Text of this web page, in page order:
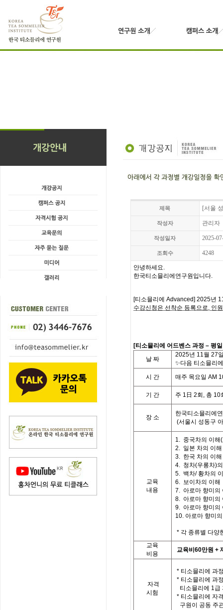
제목 [서울
작성자 관리자
작성일자 2025-
조회수 4248
안녕하세요.
한국티소믈리에연구원입니다.
[티소믈리에 Advanced] 2025년
수강신청은 선착순 등록으로, 인
[티 소믈리에 어드벤스 과정 – 평
날 짜
2025년 11월 27
✨다음 티소믈리
시
간 매주 목요일 AM
기 간 주 1 日 2회 , 총 10
장 소
한국티소믈리에
(서울시 성동구
교육
내용
1. 중국차의 이해
2. 일본 차의 이해
3. 한국 차의 이해
4. 청차(우롱차)
5. 백차/ 황차의
6. 보이차의 이해
7. 아로마 향미의
8. 아로마 향미의
9. 아로마 향미의
10. 아로마 향미
* 각 종류별 다양
교육
비용
교육비 60만원 +
자격
시험
* 티소믈리에 과
* 티소믈리에 과
티소믈리에 1급
* 티소믈리에 자
구원이 공동 주